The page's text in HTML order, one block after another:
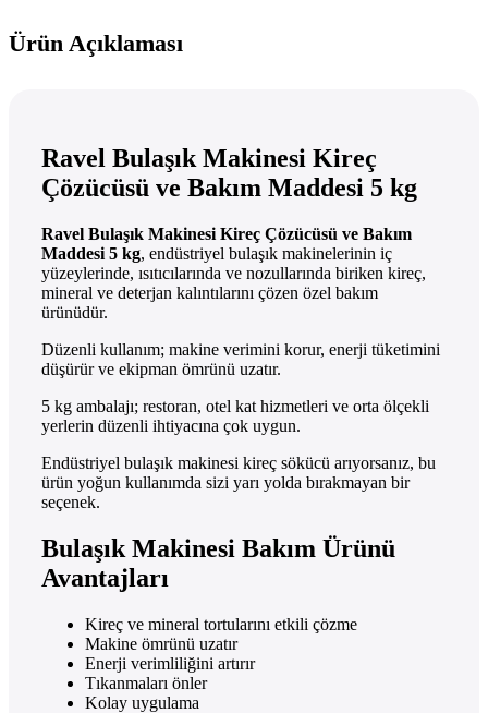
Ürün Açıklaması
Ravel Bulaşık Makinesi Kireç
Çözücüsü ve Bakım Maddesi 5 kg
Ravel Bulaşık Makinesi Kireç Çözücüsü ve Bakım
Maddesi 5 kg, endüstriyel bulaşık makinelerinin iç
yüzeylerinde, ısıtıcılarında ve nozullarında biriken kireç,
mineral ve deterjan kalıntılarını çözen özel bakım
ürünüdür.
Düzenli kullanım; makine verimini korur, enerji tüketimini
düşürür ve ekipman ömrünü uzatır.
5 kg ambalajı; restoran, otel kat hizmetleri ve orta ölçekli
yerlerin düzenli ihtiyacına çok uygun.
Endüstriyel bulaşık makinesi kireç sökücü arıyorsanız, bu
ürün yoğun kullanımda sizi yarı yolda bırakmayan bir
seçenek.
Bulaşık Makinesi Bakım Ürünü
Avantajları
Kireç ve mineral tortularını etkili çözme
Makine ömrünü uzatır
Enerji verimliliğini artırır
Tıkanmaları önler
Kolay uygulama